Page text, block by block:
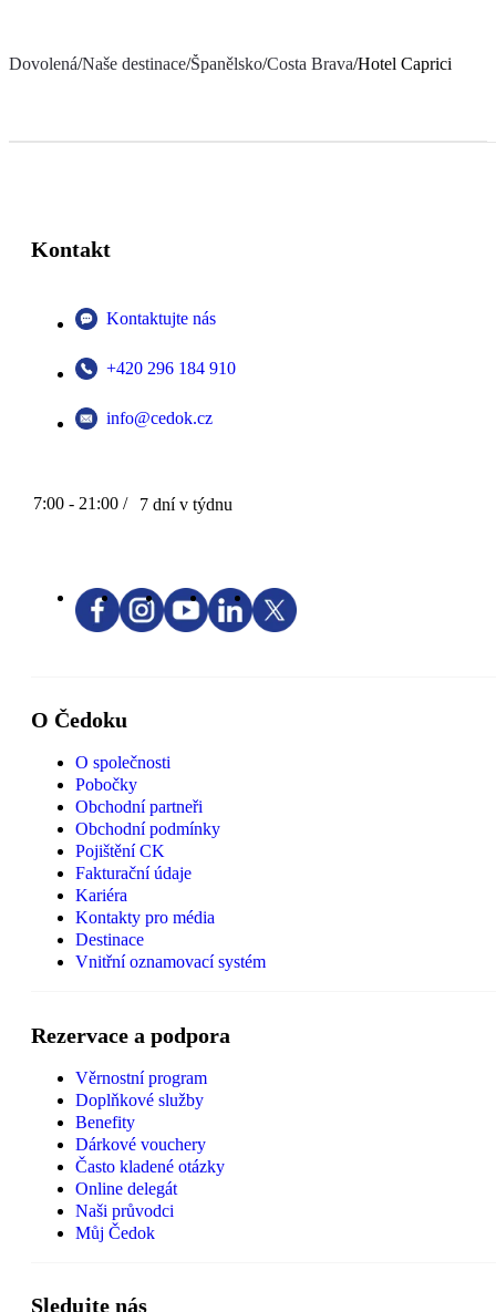
Dovolená/Naše destinace/Španělsko/Costa Brava/Hotel Caprici
Kontakt
Kontaktujte nás
+420 296 184 910
info@cedok.cz
7:00 - 21:00 / 7 dní v týdnu
O Čedoku
O společnosti
Pobočky
Obchodní partneři
Obchodní podmínky
Pojištění CK
Fakturační údaje
Kariéra
Kontakty pro média
Destinace
Vnitřní oznamovací systém
Rezervace a podpora
Věrnostní program
Doplňkové služby
Benefity
Dárkové vouchery
Často kladené otázky
Online delegát
Naši průvodci
Můj Čedok
Sledujte nás